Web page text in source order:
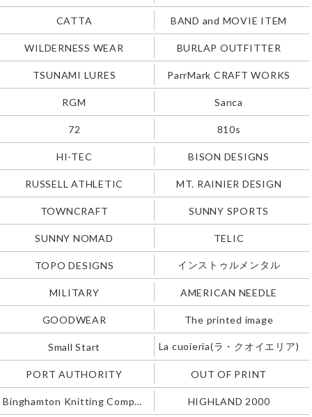
CATTA BAND and MOVIE ITEM
WILDERNESS WEAR BURLAP OUTFITTER
TSUNAMI LURES ParrMark CRAFT WORKS
RGM Sanca
72 810s
HI-TEC BISON DESIGNS
RUSSELL ATHLETIC MT. RAINIER DESIGN
TOWNCRAFT SUNNY SPORTS
SUNNY NOMAD TELIC
TOPO DESIGNS インストゥルメンタル
MILITARY AMERICAN NEEDLE
GOODWEAR The printed image
Small Start La cuoieria(ラ・クオイエリア)
PORT AUTHORITY OUT OF PRINT
Binghamton Knitting Company HIGHLAND 2000